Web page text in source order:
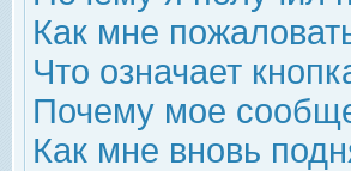
Как мне
Что означает
Почему мое
Как мне вновь